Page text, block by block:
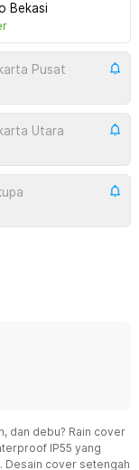
Bekasi
Pusat
Utara
dan debu? Rain cover
IP55 yang
Desain cover setengah